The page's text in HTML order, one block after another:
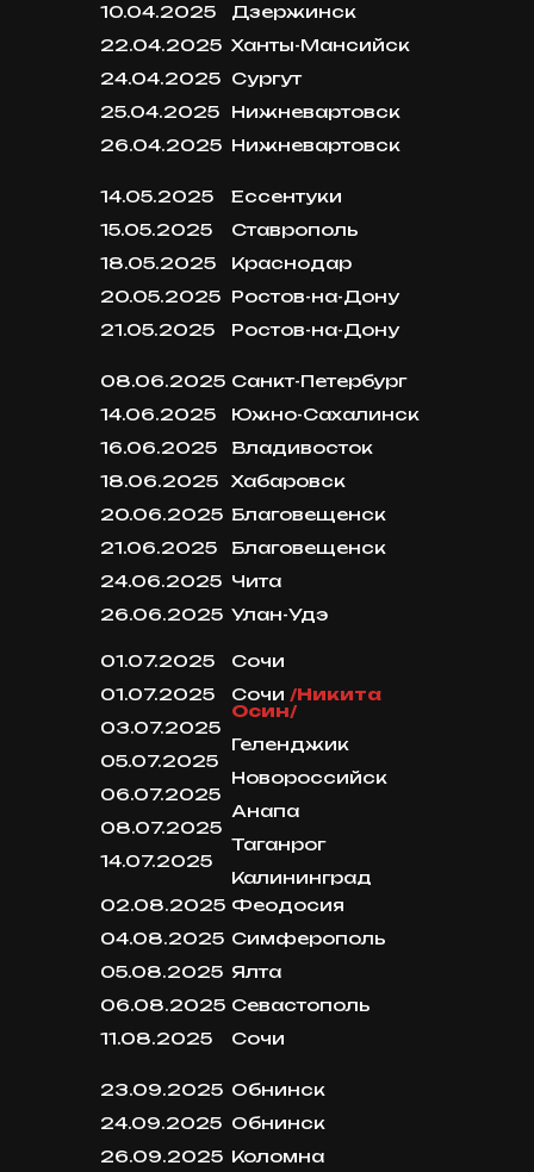
10.04.2025
22.04.2025
24.04.2025
25.04.2025
26.04.2025
Дзержинск
Ханты-Мансийск
Сургут
Нижневартовск
Нижневартовск
14.05.2025
15.05.2025
18.05.2025
20.05.2025
21.05.2025
Ессентуки
Ставрополь
Краснодар
Ростов-на-Дону
Ростов-на-Дону
08.06.2025
14.06.2025
16.06.2025
18.06.2025
20.06.2025
21.06.2025
24.06.2025
26.06.2025
Санкт-Петербург
Южно-Сахалинск
Владивосток
Хабаровск
Благовещенск
Благовещенск
Чита
Улан-Удэ
01.07.2025
01.07.2025
03.07.2025
05.07.2025
06.07.2025
08.07.2025
14.07.2025
Сочи
Сочи /Никита
Осин/
Геленджик
Новороссийск
Анапа
Таганрог
Калининград
02.08.2025
04.08.2025
05.08.2025
06.08.2025
11.08.2025
Феодосия
Симферополь
Ялта
Севастополь
Сочи
23.09.2025
24.09.2025
26.09.2025
Обнинск
Обнинск
Коломна
30 ЛЕТ НА СЦЕНЕ
КОНЦЕРТЫ
ВИДЕО
МАГАЗИН